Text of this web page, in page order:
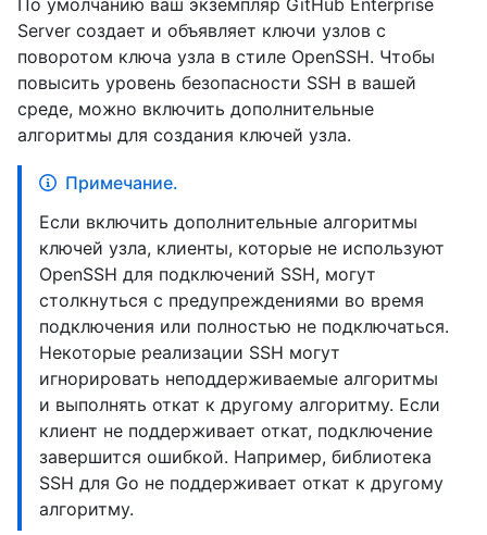
По умолчанию ваш экземпляр GitHub Enterprise
Server создает и объявляет ключи узлов с
поворотом ключа узла в стиле OpenSSH. Чтобы
повысить уровень безопасности SSH в вашей
среде, можно включить дополнительные
алгоритмы для создания ключей узла.
Примечание.
Если включить дополнительные алгоритмы
ключей узла, клиенты, которые не используют
OpenSSH для подключений SSH, могут
столкнуться с предупреждениями во время
подключения или полностью не подключаться.
Некоторые реализации SSH могут
игнорировать неподдерживаемые алгоритмы
и выполнять откат к другому алгоритму. Если
клиент не поддерживает откат, подключение
завершится ошибкой. Например, библиотека
SSH для Go не поддерживает откат к другому
алгоритму.